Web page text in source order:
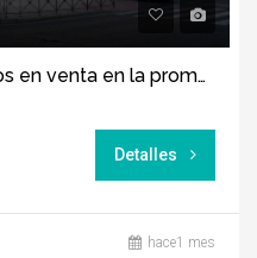
Plazas de garaje y trasteros en venta en la promoción Puntal del Brillante
Detalles
hace1 mes